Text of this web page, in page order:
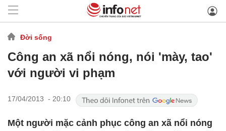
Đời sống
Công an xã nổi nóng, nói 'mày, tao'
với người vi phạm
17/04/2013 - 20:10
Một người mặc cảnh phục công an xã nổi nóng